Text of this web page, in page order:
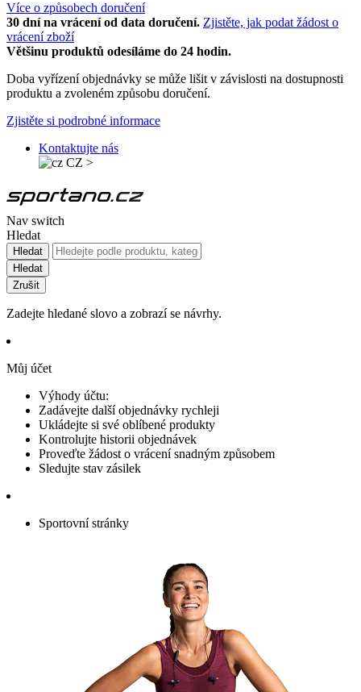
Více o způsobech doručení
30 dní na vrácení od data doručení. Zjistěte, jak podat žádost o
vrácení zboží
Většinu produktů odesíláme do 24 hodin.
Doba vyřízení objednávky se může lišit v závislosti na dostupnosti
produktu a zvoleném způsobu doručení.
Zjistěte si podrobné informace
Kontaktujte nás
CZ >
Nav switch
Hledat
Hledat
Hledat
Zrušit
Zadejte hledané slovo a zobrazí se návrhy.
Můj účet
Výhody účtu:
Zadávejte další objednávky rychleji
Ukládejte si své oblíbené produkty
Kontrolujte historii objednávek
Proveďte žádost o vrácení snadným způsobem
Sledujte stav zásilek
Sportovní stránky